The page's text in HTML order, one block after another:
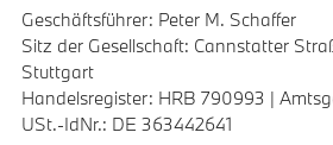
Geschäftsführer: Peter M. Schaffer
Sitz der Gesellschaft: Cannstatter
Stuttgart
Handelsregister: HRB 790993 |
USt.-IdNr.: DE 363442641